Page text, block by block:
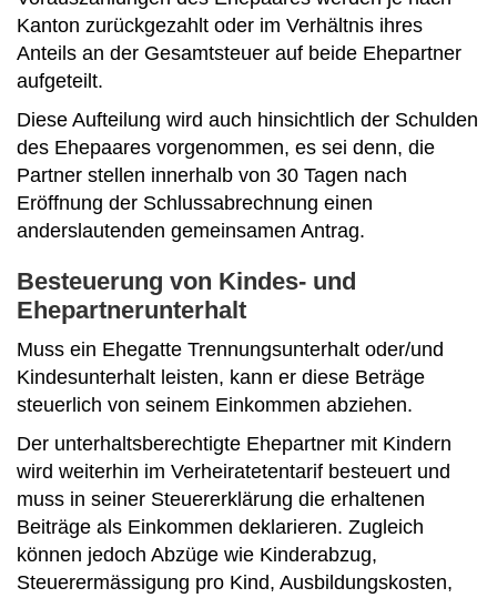
Kanton zurückgezahlt oder im Verhältnis ihres
Anteils an der Gesamtsteuer auf beide Ehepartner
aufgeteilt.
Diese Aufteilung wird auch hinsichtlich der Schulden
des Ehepaares vorgenommen, es sei denn, die
Partner stellen innerhalb von 30 Tagen nach
Eröffnung der Schlussabrechnung einen
anderslautenden gemeinsamen Antrag.
Besteuerung von Kindes- und
Ehepartnerunterhalt
Muss ein Ehegatte Trennungsunterhalt oder/und
Kindesunterhalt leisten, kann er diese Beträge
steuerlich von seinem Einkommen abziehen.
Der unterhaltsberechtigte Ehepartner mit Kindern
wird weiterhin im Verheiratetentarif besteuert und
muss in seiner Steuererklärung die erhaltenen
Beiträge als Einkommen deklarieren. Zugleich
können jedoch Abzüge wie Kinderabzug,
Steuerermässigung pro Kind, Ausbildungskosten,